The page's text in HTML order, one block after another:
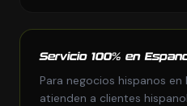
Servicio 100% en
Para negocios hispanos
atienden a clientes